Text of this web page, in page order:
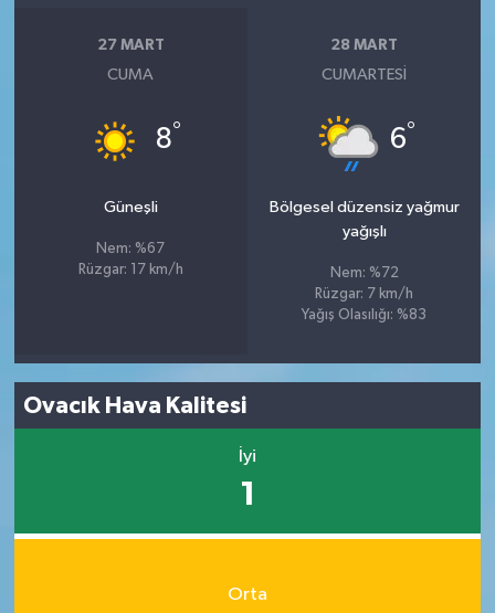
27 MART
CUMA
8°
Güneşli
Nem: %67
Rüzgar: 17 km/h
28 MART
CUMARTESI
6°
Bölgesel düzensiz yağmur
yağışlı
Nem: %72
Rüzgar: 7 km/h
Yağış Olasılığı: %83
Ovacık Hava Kalitesi
İyi
1
Orta